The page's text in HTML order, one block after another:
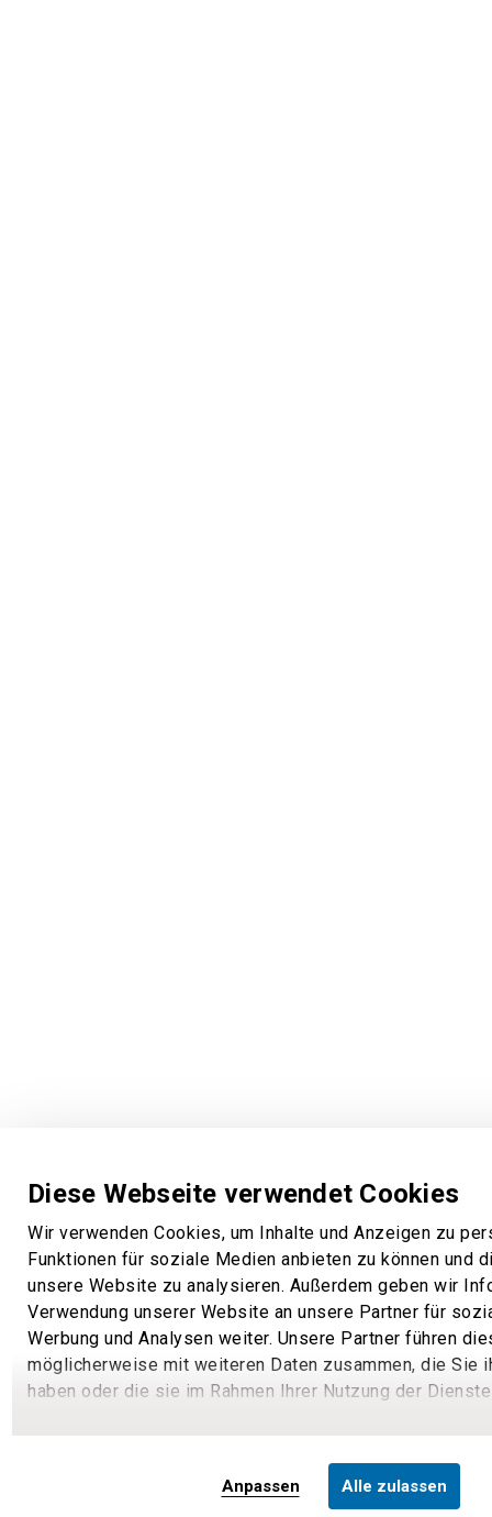
Diese Webseite verwendet Cookies
Wir verwenden Cookies, um Inhalte und Anzeigen zu
Funktionen für soziale Medien anbieten zu können und
unsere Website zu analysieren. Außerdem geben wir
Verwendung unserer Website an unsere Partner für
Werbung und Analysen weiter. Unsere Partner führen
möglicherweise mit weiteren Daten zusammen, die Sie
haben oder die sie im Rahmen Ihrer Nutzung der
Alle zulassen
Anpassen